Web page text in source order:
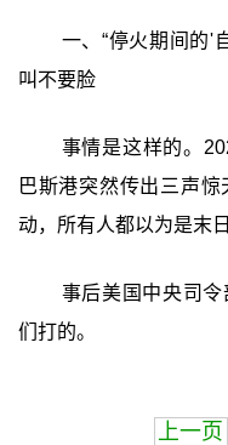
一、“停火期间的'
叫不要脸
事情是这样的。
巴斯港突然传出三声
动，所有人都以为是末日
事后美国中央司
们打的。
上一页